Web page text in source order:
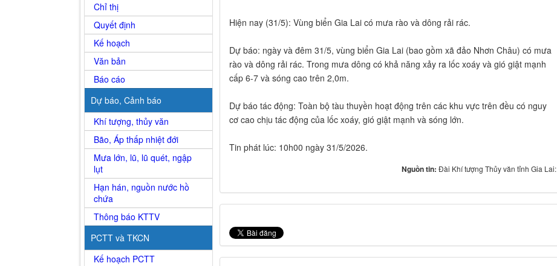
Hiện nay (31/5): Vùng biển Gia Lai có mưa rào và dông rải rác.
Dự báo: ngày và đêm 31/5, vùng biển Gia Lai (bao gồm xã đảo Nhơn Châu) có mưa
rào và dông rải rác. Trong mưa dông có khả năng xảy ra lốc xoáy và gió giật mạnh
cấp 6-7 và sóng cao trên 2,0m.
Dự báo tác động: Toàn bộ tàu thuyền hoạt động trên các khu vực trên đều có nguy
cơ cao chịu tác động của lốc xoáy, gió giật mạnh và sóng lớn.
Tin phát lúc: 10h00 ngày 31/5/2026.
Nguồn tin:Đài Khí tượng Thủy văn tỉnh Gia Lai:
Chỉ thị
Quyết định
Kế hoạch
Văn bản
Báo cáo
Dự báo, Cảnh báo
Khí tượng, thủy văn
Bão, Áp thấp nhiệt đới
Mưa lớn, lũ, lũ quét, ngập
lụt
Hạn hán, nguồn nước hồ
chứa
Thông báo KTTV
PCTT và TKCN
Kế hoạch PCTT